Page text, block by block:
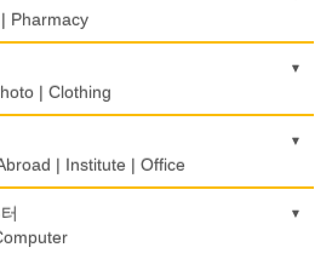
Pharmacy
| Clothing
| Institute | Office